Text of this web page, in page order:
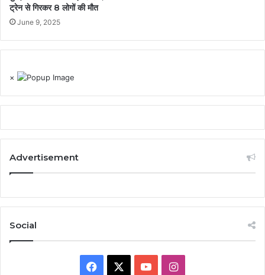
ट्रेन से गिरकर 8 लोगों की मौत
June 9, 2025
×
Advertisement
Social
Facebook YouTubeInstagram